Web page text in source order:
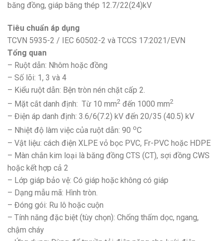
băng đồng, giáp băng thép 12.7/22(24)kV
Tiêu chuẩn áp dụng
TCVN 5935-2 / IEC 60502-2 và TCCS 17:2021/EVN
Tổng quan
– Ruột dẫn: Nhôm hoặc đồng
– Số lõi: 1, 3 và 4
– Kiểu ruột dẫn: Bện tròn nén chặt cấp 2.
– Mặt cắt danh định: Từ 10 mm2 đến 1000 mm2
– Điện áp danh định: 3.6/6(7.2) kV đến 20/35 (40.5) kV
– Nhiệt độ làm việc của ruột dẫn: 90 oC
– Vật liệu: cách điện XLPE vỏ bọc PVC, Fr-PVC hoặc HDPE
– Màn chắn kim loại là băng đồng CTS (CT), sợi đồng CWS
hoặc kết hợp cả 2
– Lớp giáp bảo vệ: Có giáp hoặc không có giáp
– Dạng mẫu mã: Hình tròn.
– Đóng gói: Ru lô hoặc cuộn
– Tính năng đặc biệt (tùy chọn): Chống thấm dọc, ngang,
chậm cháy